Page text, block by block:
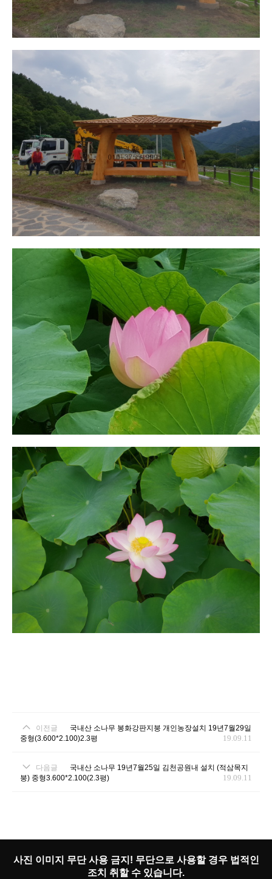
이전글
국내산 소나무 봉화강판지붕 개인농장설치 19년7월29일
중형(3.600*2.100)2.3평
19.09.11
다음글
국내산 소나무 19년7월25일 김천공원내 설치 (적삼목지
붕) 중형3.600*2.100(2.3평)
19.09.11
사진 이미지 무단 사용 금지! 무단으로 사용할 경우 법적인
조치 취할 수 있습니다.